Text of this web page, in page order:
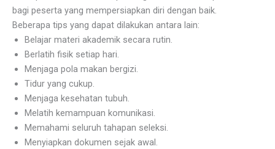
bagi peserta yang mempersiapkan diri dengan baik.
Beberapa tips yang dapat dilakukan antara lain:
Belajar materi akademik secara rutin.
Berlatih fisik setiap hari.
Menjaga pola makan bergizi.
Tidur yang cukup.
Menjaga kesehatan tubuh.
Melatih kemampuan komunikasi.
Memahami seluruh tahapan seleksi.
Menyiapkan dokumen sejak awal.